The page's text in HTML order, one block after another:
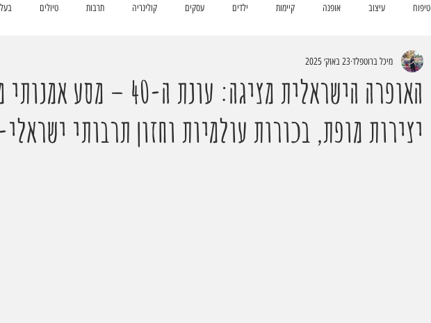
טיפוח עיצוב אופנה קיימות ילדים עסקים קולינריה תרבות טיולים
האופרה הישראלית מציגה: עונת ה-
יצירות מופת, בכורות עולמיות וחזון תרבותי
מיכל ברוטפלד23 באוק׳ 2025